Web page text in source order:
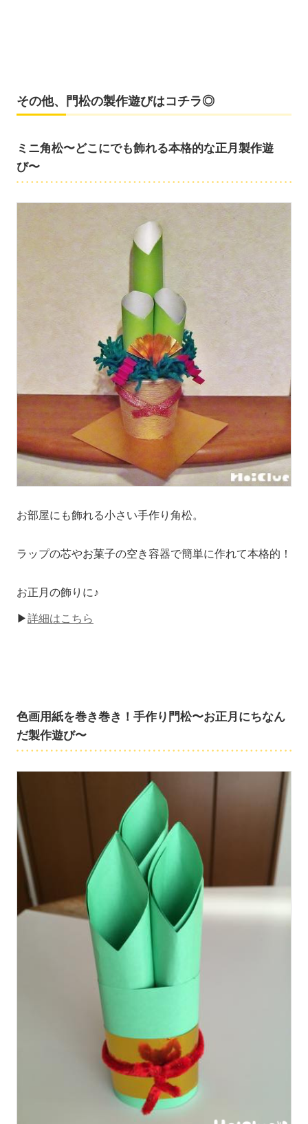
その他、門松の製作遊びはコチラ◎
ミニ角松〜どこにでも飾れる本格的な正月製作遊
び〜
お部屋にも飾れる小さい手作り角松。
ラップの芯やお菓子の空き容器で簡単に作れて本格的！
お正月の飾りに♪
▶詳細はこちら
色画用紙を巻き巻き！手作り門松〜お正月にちなん
だ製作遊び〜